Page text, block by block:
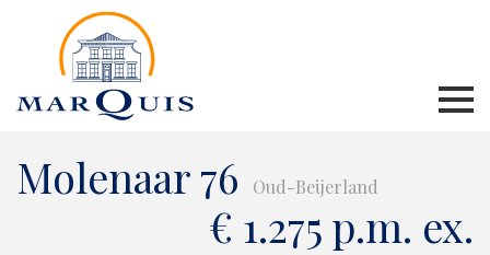
Molenaar 76 Oud-Beijerland
€ 1.275 p.m. ex.